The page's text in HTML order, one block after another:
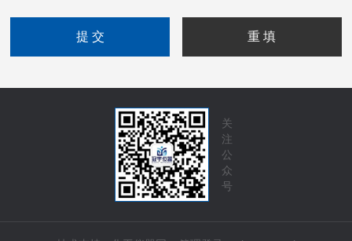
关
注
公
众
号